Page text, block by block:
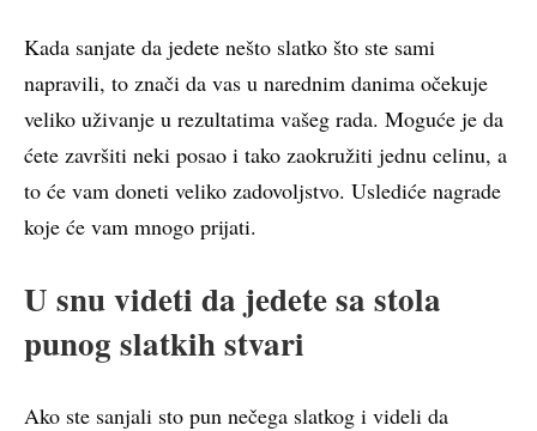
Kada sanjate da jedete nešto slatko što ste sami
napravili, to znači da vas u narednim danima očekuje
veliko uživanje u rezultatima vašeg rada. Moguće je da
ćete završiti neki posao i tako zaokružiti jednu celinu, a
to će vam doneti veliko zadovoljstvo. Uslediće nagrade
koje će vam mnogo prijati.
U snu videti da jedete sa stola
punog slatkih stvari
Ako ste sanjali sto pun nečega slatkog i videli da